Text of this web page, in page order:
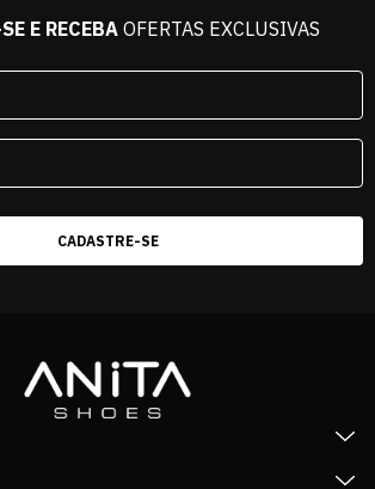
E RECEBAOFERTAS EXCLUSIVAS